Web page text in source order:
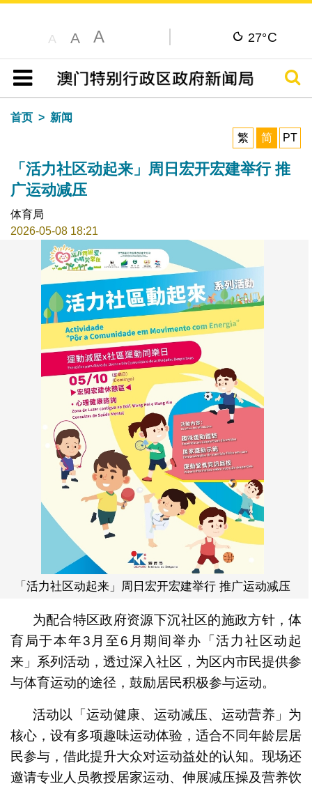
A A A 27°C
目录
搜寻
首页
新闻
繁
简 PT
「活力社区动起来」周日宏开宏建举行 推
广运动减压
体育局
2026-05-08 18:21
「活力社区动起来」周日宏开宏建举行 推广运动减压
为配合特区政府资源下沉社区的施政方针，体
育局于本年3月至6月期间举办「活力社区动起
来」系列活动，透过深入社区，为区内市民提供参
与体育运动的途径，鼓励居民积极参与运动。
活动以「运动健康、运动减压、运动营养」为
核心，设有多项趣味运动体验，适合不同年龄层居
民参与，借此提升大众对运动益处的认知。现场还
邀请专业人员教授居家运动、伸展减压操及营养饮